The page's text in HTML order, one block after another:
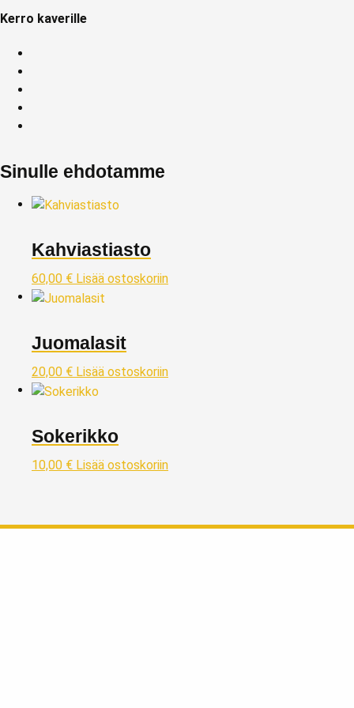
Kerro kaverille
Sinulle ehdotamme
Kahviastiasto
60,00 € Lisää ostoskoriin
Juomalasit
20,00 € Lisää ostoskoriin
Sokerikko
10,00 € Lisää ostoskoriin